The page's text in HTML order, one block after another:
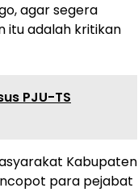
agar segera
itu adalah kritikan
PJU-TS
Kabupaten
para pejabat